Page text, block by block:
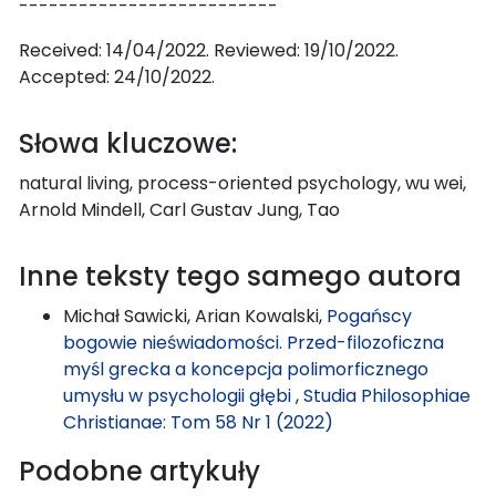
--------------------------
Received: 14/04/2022. Reviewed: 19/10/2022.
Accepted: 24/10/2022.
Słowa kluczowe:
natural living, process-oriented psychology, wu wei,
Arnold Mindell, Carl Gustav Jung, Tao
Inne teksty tego samego autora
Michał Sawicki, Arian Kowalski, Pogańscy
bogowie nieświadomości. Przed-filozoficzna
myśl grecka a koncepcja polimorficznego
umysłu w psychologii głębi,Studia Philosophiae
Christianae: Tom 58 Nr 1 (2022)
Podobne artykuły